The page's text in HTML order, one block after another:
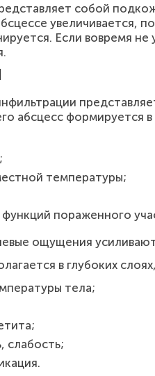
собой
увеличивается,
Если вовремя не
абсцесс формируется
температуры;
пораженного
ощущения
в глубоких
тела;
слабость;